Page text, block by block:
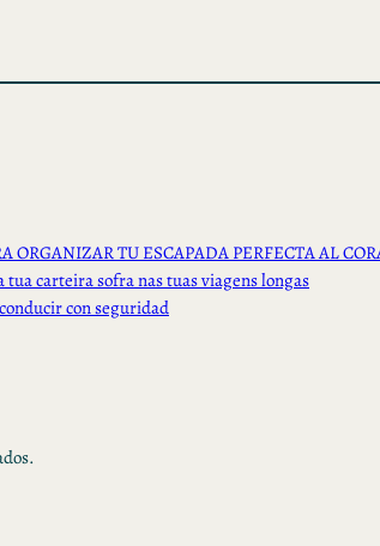
ORGANIZAR TU ESCAPADA PERFECTA AL
tua carteira sofra nas tuas viagens longas
con seguridad